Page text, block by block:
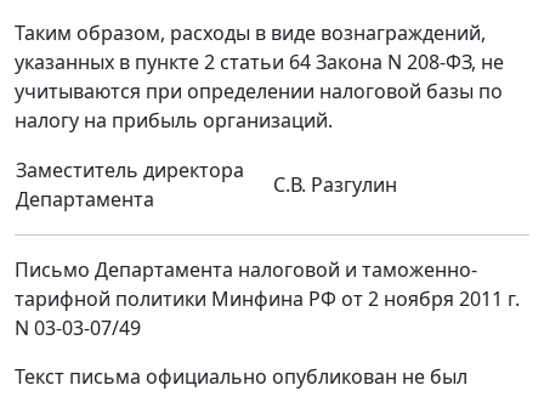
Таким образом, расходы в виде вознаграждений,
указанных в пункте 2 статьи 64 Закона N 208-ФЗ, не
учитываются при определении налоговой базы по
налогу на прибыль организаций.
Заместитель директора
Департамента
С.В. Разгулин
Письмо Департамента налоговой и таможенно-
тарифной политики Минфина РФ от 2 ноября 2011 г.
N 03-03-07/49
Текст письма официально опубликован не был